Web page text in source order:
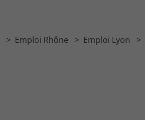
Emploi Rhône Emploi Lyon